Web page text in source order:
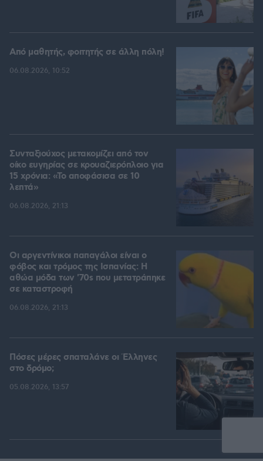
Από μαθητής, φοιτητής σε άλλη πόλη!
06.08.2026, 10:52
Συνταξιούχος μετακομίζει από τον
οίκο ευγηρίας σε κρουαζιερόπλοιο για
15 χρόνια: «Το αποφάσισα σε 10
λεπτά»
06.08.2026, 21:13
Οι αργεντίνικοι παπαγάλοι είναι ο
φόβος και τρόμος της Ισπανίας: Η
αθώα μόδα των '70s που μετατράπηκε
σε καταστροφή
06.08.2026, 21:13
Πόσες μέρες σπαταλάνε οι Έλληνες
στο δρόμο;
05.08.2026, 13:57